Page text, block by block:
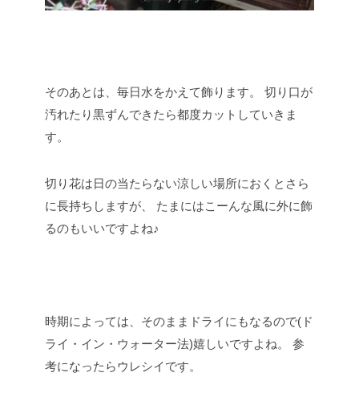
そのあとは、毎日水をかえて飾ります。
切り口が
汚れたり黒ずんできたら都度カットしていきま
す。
切り花は日の当たらない涼しい場所におくとさら
に長持ちしますが、
たまにはこーんな風に外に飾
るのもいいですよね♪
時期によっては、そのままドライにもなるので(ド
ライ・イン・ウォーター法)嬉しいですよね。
参
考になったらウレシイです。